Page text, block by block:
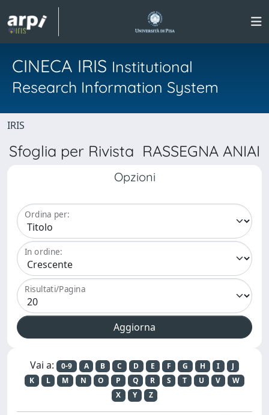
CINECA IRIS Institutional
Research Information System
IRIS
Sfoglia per Rivista RASSEGNA ANIAI
Opzioni
Ordina per:
In ordine:
Risultati/Pagina
Vai a: 0-9 A B C D E F G H I
J
K
L M N O P Q R S T U V
W
X
Y Z